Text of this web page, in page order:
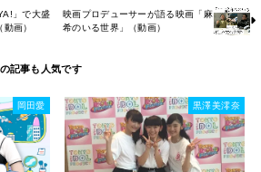
」で大盛
画）
映画プロデューサーが語る映画「麻
希のいる世界」（動画）
岡田愛 黒澤美澪奈